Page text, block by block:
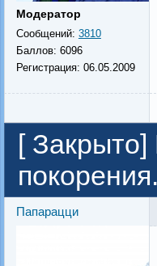
Модератор
Сообщений: 3810
Баллов: 6096
Регистрация: 06.05.2009
[ Закрыто]
покорения.
Папарацци